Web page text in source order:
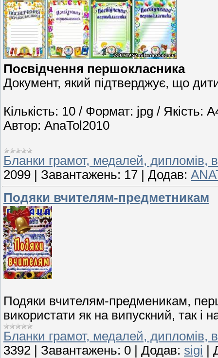
Посвідчення першокласника
Документ, який підтверджує, що
Кількість: 10 / Формат: jpg /
Автор: AnaTol2010
Бланки грамот, медалей, дипломів,
2099 | Завантажень: 17 | Додав:
Подяки вчителям-предметникам
Подяки вчителям-предменикам,
використати як на випускний, так і
Бланки грамот, медалей, дипломів,
3392
Завантажень: 0 Додав: sigi